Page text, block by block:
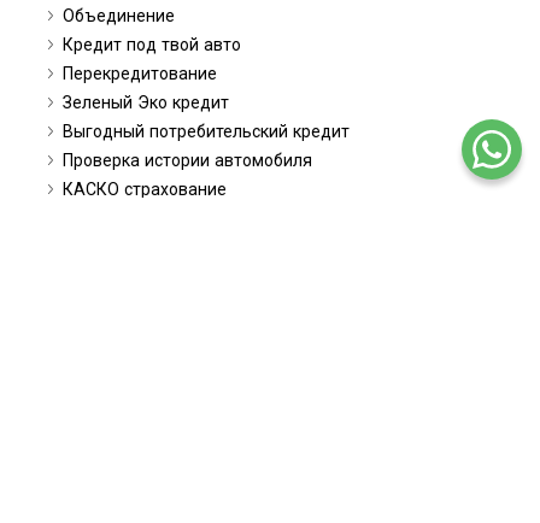
Объединение
Кредит под твой авто
Перекредитование
Зеленый Эко кредит
Выгодный потребительский кредит
Проверка истории автомобиля
КАСКО страхование